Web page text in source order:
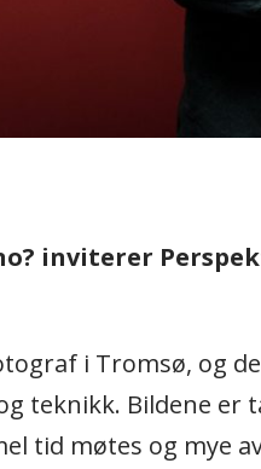
inviterer
i Tromsø, og
teknikk. Bildene
tid møtes og mye